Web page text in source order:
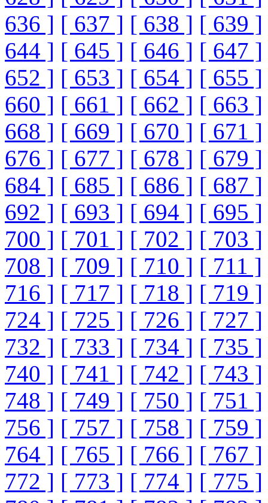
636 ] [ 637 ] [ 638 ] [ 639 ]
644 ] [ 645 ] [ 646 ] [ 647 ]
652 ] [ 653 ] [ 654 ] [ 655 ]
660 ] [ 661 ] [ 662 ] [ 663 ]
668 ] [ 669 ] [ 670 ] [ 671 ]
676 ] [ 677 ] [ 678 ] [ 679 ]
684 ] [ 685 ] [ 686 ] [ 687 ]
692 ] [ 693 ] [ 694 ] [ 695 ]
700 ] [ 701 ] [ 702 ] [ 703 ]
708 ] [ 709 ] [ 710 ] [ 711 ]
716 ] [ 717 ] [ 718 ] [ 719 ]
724 ] [ 725 ] [ 726 ] [ 727 ]
732 ] [ 733 ] [ 734 ] [ 735 ]
740 ] [ 741 ] [ 742 ] [ 743 ]
748 ] [ 749 ] [ 750 ] [ 751 ]
756 ] [ 757 ] [ 758 ] [ 759 ]
764 ] [ 765 ] [ 766 ] [ 767 ]
772 ] [ 773 ] [ 774 ] [ 775 ]